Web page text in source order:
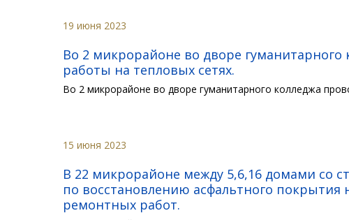
19 июня 2023
Во 2 микрорайоне во дворе
работы на тепловых сетях.
Во 2 микрорайоне во дворе гуманитарного колледжа
15 июня 2023
В 22 микрорайоне между 5,6,16 домами со
по восстановлению асфальтного
ремонтных работ.